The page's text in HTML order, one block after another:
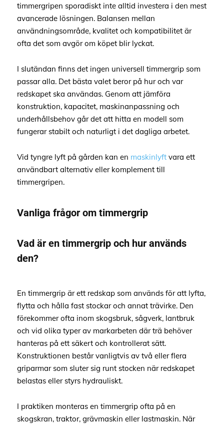
timmergripen sporadiskt inte alltid investera i den mest
avancerade lösningen. Balansen mellan
användningsområde, kvalitet och kompatibilitet är
ofta det som avgör om köpet blir lyckat.
I slutändan finns det ingen universell timmergrip som
passar alla. Det bästa valet beror på hur och var
redskapet ska användas. Genom att jämföra
konstruktion, kapacitet, maskinanpassning och
underhållsbehov går det att hitta en modell som
fungerar stabilt och naturligt i det dagliga arbetet.
Vid tyngre lyft på gården kan en maskinlyft vara ett
användbart alternativ eller komplement till
timmergripen.
Vanliga frågor om timmergrip
Vad är en timmergrip och hur används
den?
En timmergrip är ett redskap som används för att lyfta,
flytta och hålla fast stockar och annat trävirke. Den
förekommer ofta inom skogsbruk, sågverk, lantbruk
och vid olika typer av markarbeten där trä behöver
hanteras på ett säkert och kontrollerat sätt.
Konstruktionen består vanligtvis av två eller flera
griparmar som sluter sig runt stocken när redskapet
belastas eller styrs hydrauliskt.
I praktiken monteras en timmergrip ofta på en
skogskran, traktor, grävmaskin eller lastmaskin. När